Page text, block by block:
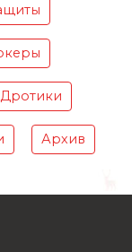
Дротики
Архив